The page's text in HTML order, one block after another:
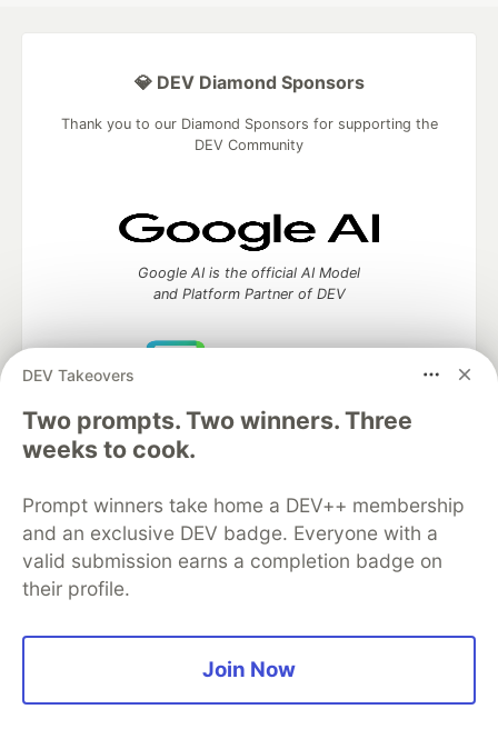
DEV Takeovers
Two prompts. Two winners. Three
weeks to cook.
Prompt winners take home a DEV++ membership
and an exclusive DEV badge. Everyone with a
valid submission earns a completion badge on
their profile.
Join Now
💎 DEV Diamond Sponsors
Thank you to our Diamond Sponsors for supporting the
DEV Community
Google AI is the official AI Model
and Platform Partner of DEV
partner of DEV
Algolia is the official search partner
of DEV
— A space to discuss and keep up software
development and manage your software career
Home
DEV Challenges DEV++
Videos